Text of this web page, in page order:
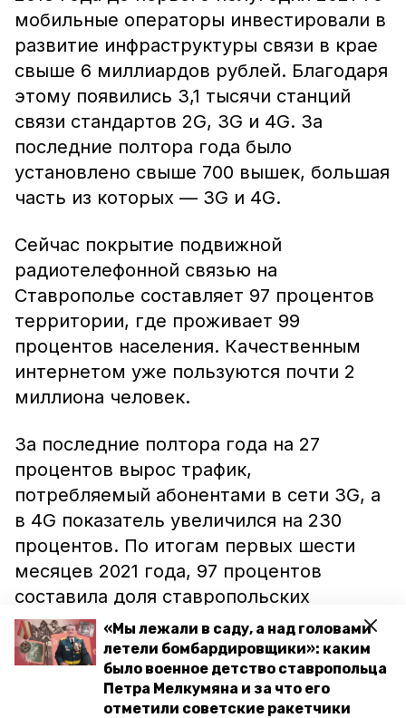
«Мы лежали в саду, а над головами
летели бомбардировщики»: каким
было военное детство ставропольца
Петра Мелкумяна и за что его
отметили советские ракетчики
мобильные операторы инвестировали в
развитие инфраструктуры связи в крае
свыше 6 миллиардов рублей. Благодаря
этому появились 3,1 тысячи станций
связи стандартов 2G, 3G и 4G. За
последние полтора года было
установлено свыше 700 вышек, большая
часть из которых — 3G и 4G.
Сейчас покрытие подвижной
радиотелефонной связью на
Ставрополье составляет 97 процентов
территории, где проживает 99
процентов населения. Качественным
интернетом уже пользуются почти 2
миллиона человек.
За последние полтора года на 27
процентов вырос трафик,
потребляемый абонентами в сети 3G, а
в 4G показатель увеличился на 230
процентов. По итогам первых шести
месяцев 2021 года, 97 процентов
составила доля ставропольских
домохозяйств, которым теперь
доступен мобильный интернет
скоростью не менее 1 Мбит/сек от
минимум двух операторов. К слову,